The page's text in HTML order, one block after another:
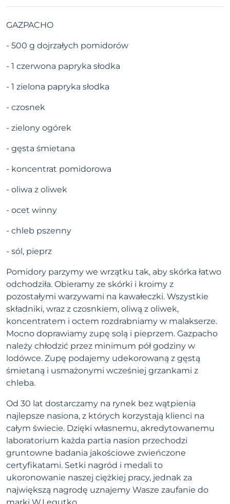
GAZPACHO
- 500 g dojrzałych pomidorów
- 1 czerwona papryka słodka
- 1 zielona papryka słodka
- czosnek
- zielony ogórek
- gęsta śmietana
- koncentrat pomidorowa
- oliwa z oliwek
- ocet winny
- chleb pszenny
- sól, pieprz
Pomidory parzymy we wrzątku tak, aby skórka łatwo
odchodziła. Obieramy ze skórki i kroimy z
pozostałymi warzywami na kawałeczki. Wszystkie
składniki, wraz z czosnkiem, oliwą z oliwek,
koncentratem i octem rozdrabniamy w malakserze.
Mocno doprawiamy zupę solą i pieprzem. Gazpacho
należy chłodzić przez minimum pół godziny w
lodówce. Zupę podajemy udekorowaną z gęstą
śmietaną i usmażonymi wcześniej grzankami z
chleba.
Od 30 lat dostarczamy na rynek bez wątpienia
najlepsze nasiona, z których korzystają klienci na
całym świecie. Dzięki własnemu, akredytowanemu
laboratorium każda partia nasion przechodzi
gruntowne badania jakościowe zwieńczone
certyfikatami. Setki nagród i medali to
ukoronowanie naszej ciężkiej pracy, jednak za
największą nagrodę uznajemy Wasze zaufanie do